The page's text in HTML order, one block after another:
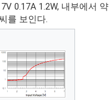
0.17A 1.2W, 내부에서 약
를 보인다.